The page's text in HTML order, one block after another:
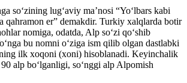
so‘zining lug‘aviy ma’nosi “Yo‘lbars kabi
qahramon er” demakdir. Turkiy xalqlarda botir
nomiga, odatda, Alp so‘zi qo‘shib
bu nomni o‘ziga ism qilib olgan dastlabki
ilk xoqoni (xoni) hisoblanadi. Keyinchalik
alp bo‘lganligi, so‘nggi alp Alpomish